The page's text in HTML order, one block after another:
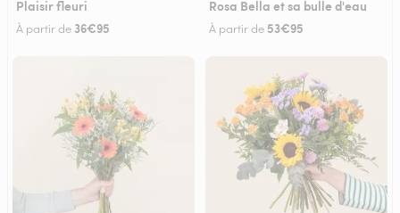
Plaisir fleuri
À partir de 36€95
Rosa Bella et sa bulle d'eau
À partir de 53€95